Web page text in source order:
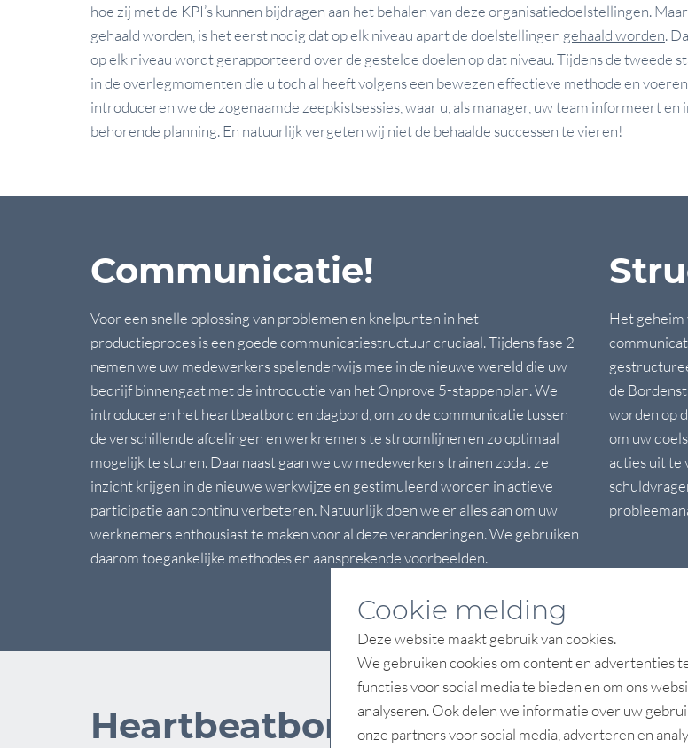
hoe zij met de KPI’s kunnen bijdragen aan het behalen van deze organisatiedoelstellingen.
gehaald worden, is het eerst nodig dat op elk niveau apart de doelstellingen gehaald worden.
op elk niveau wordt gerapporteerd over de gestelde doelen op dat niveau. Tijdens de tweede
in de overlegmomenten die u toch al heeft volgens een bewezen effectieve methode en
introduceren we de zogenaamde zeepkistsessies, waar u, als manager, uw team informeert
behorende planning. En natuurlijk vergeten wij niet de behaalde successen te vieren!
Communicatie!
Voor een snelle oplossing van problemen en knelpunten in het
productieproces is een goede communicatiestructuur cruciaal. Tijdens fase 2
nemen we uw medewerkers spelenderwijs mee in de nieuwe wereld die uw
bedrijf binnengaat met de introductie van het Onprove 5-stappenplan. We
introduceren het heartbeatbord en dagbord, om zo de communicatie tussen
de verschillende afdelingen en werknemers te stroomlijnen en zo optimaal
mogelijk te sturen. Daarnaast gaan we uw medewerkers trainen zodat ze
inzicht krijgen in de nieuwe werkwijze en gestimuleerd worden in actieve
participatie aan continu verbeteren. Natuurlijk doen we er alles aan om uw
werknemers enthousiast te maken voor al deze veranderingen. We gebruiken
daarom toegankelijke methodes en aansprekende voorbeelden.
Het geheim
de
worden op
om uw
acties uit te
Heartbeatbord
Cookie melding
Deze website maakt gebruik van cookies.
We gebruiken cookies om content en advertenties
functies voor social media te bieden en om ons
analyseren. Ook delen we informatie over uw
onze partners voor social media, adverteren en